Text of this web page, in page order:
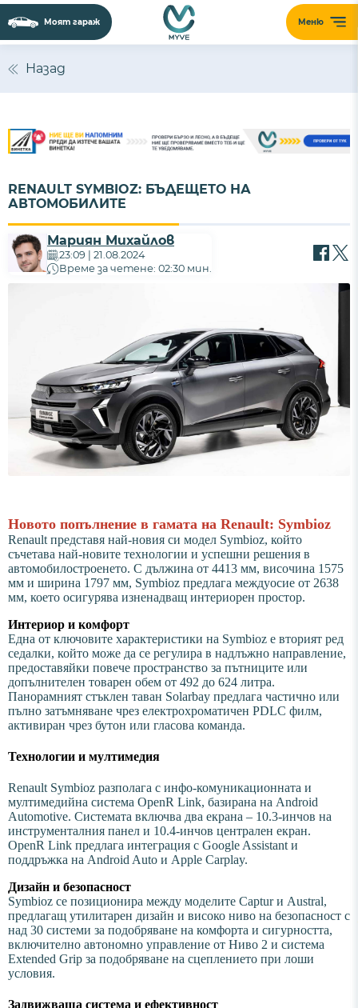
Меню
Моят гараж
Назад
RENAULT SYMBIOZ: БЪДЕЩЕТО НА
АВТОМОБИЛИТЕ
Мариян Михайлов
23:09 | 21.08.2024
Време за четене: 02:30 мин.
Новото попълнение в гамата на Renault: Symbioz
Renault представя най-новия си модел Symbioz, който
съчетава най-новите технологии и успешни решения в
автомобилостроенето. С дължина от 4413 мм, височина 1575
мм и ширина 1797 мм, Symbioz предлага междуосие от 2638
мм, което осигурява изненадващ интериорен простор.
Интериор и комфорт
Една от ключовите характеристики на Symbioz е вторият ред
седалки, който може да се регулира в надлъжно направление,
предоставяйки повече пространство за пътниците или
допълнителен товарен обем от 492 до 624 литра.
Панорамният стъклен таван Solarbay предлага частично или
пълно затъмняване чрез електрохроматичен PDLC филм,
активиран чрез бутон или гласова команда.
Технологии и мултимедия
Renault Symbioz разполага с инфо-комуникационната и
мултимедийна система OpenR Link, базирана на Android
Automotive. Системата включва два екрана – 10.3-инчов на
инструменталния панел и 10.4-инчов централен екран.
OpenR Link предлага интеграция с Google Assistant и
поддръжка на Android Auto и Apple Carplay.
Дизайн и безопасност
Symbioz се позиционира между моделите Captur и Austral,
предлагащ утилитарен дизайн и високо ниво на безопасност с
над 30 системи за подобряване на комфорта и сигурността,
включително автономно управление от Ниво 2 и система
Extended Grip за подобряване на сцеплението при лоши
условия.
Задвижваща система и ефективност